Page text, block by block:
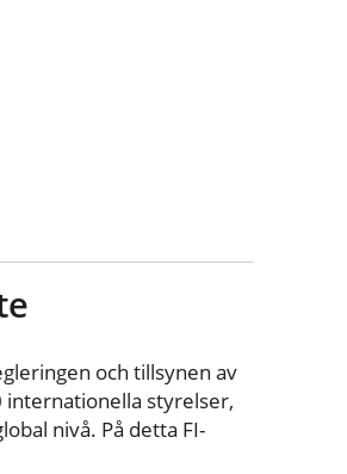
och tillsynen av
internationella styrelser,
nivå. På detta FI-